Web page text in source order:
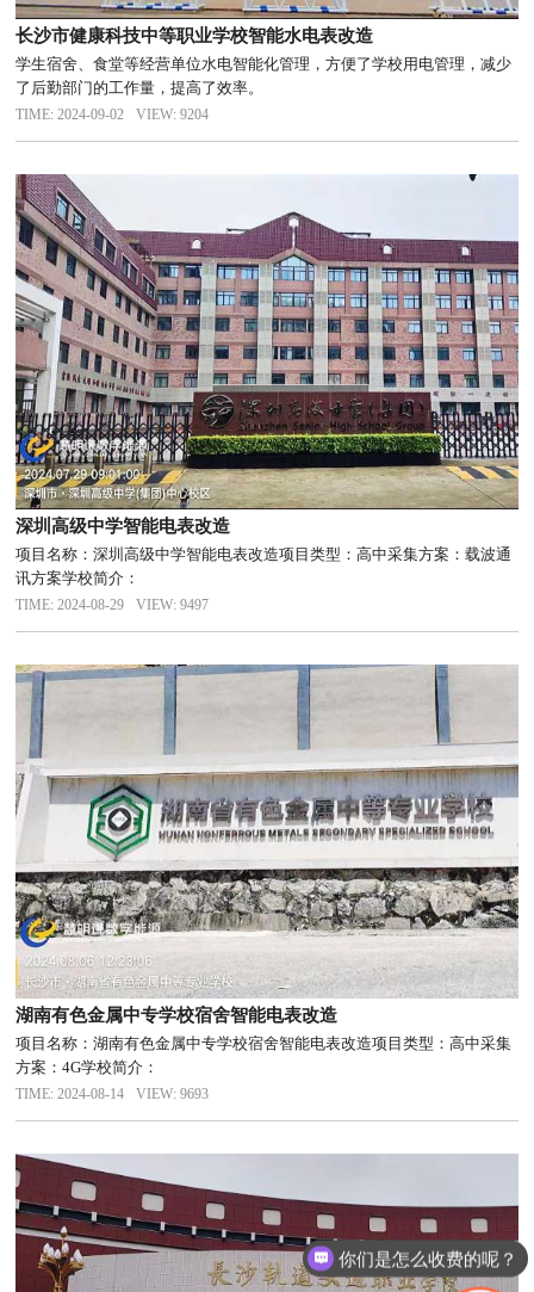
长沙市健康科技中等职业学校智能水电表改造
学生宿舍、食堂等经营单位水电智能化管理，方便了学校用电管理，减少
了后勤部门的工作量，提高了效率。
TIME: 2024-09-02 VIEW: 9204
深圳高级中学智能电表改造
项目名称：深圳高级中学智能电表改造项目类型：高中采集方案：载波通
讯方案学校简介：
TIME: 2024-08-29 VIEW: 9497
湖南有色金属中专学校宿舍智能电表改造
项目名称：湖南有色金属中专学校宿舍智能电表改造项目类型：高中采集
方案：4G学校简介：
TIME: 2024-08-14 VIEW: 9693
你们是怎么收费的呢？